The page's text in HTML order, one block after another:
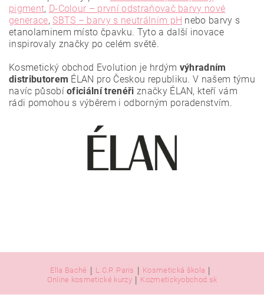
Vložením hodnocení souhlasíte sezásadami ochrany
osobních údajů.
pigment, D-Colour – první odstraňovač barvy nové
generace, SBTS – barvy s neutrálním pH nebo barvy s
etanolaminem místo čpavku. Tyto a další inovace
inspirovaly značky po celém světě.
Kosmetický obchod Evolution je hrdým výhradním
distributorem ÉLAN pro Českou republiku. V našem týmu
navíc působíoficiální trenéři značky ÉLAN, kteří vám
rádi pomohou s výběrem i odborným poradenstvím.
Ella Baché | L.C.P. Paris | Kosmetická škola |
Online kosmetické kurzy | Kozmetickyobchod.sk